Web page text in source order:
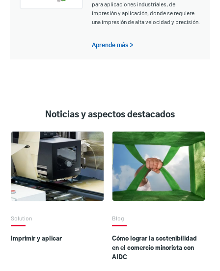
para aplicaciones industriales, de
impresión y aplicación, donde se requiere
una impresión de alta velocidad y precisión.
Aprende más >
Noticias y aspectos destacados
Solution
Imprimir y aplicar
Blog
Cómo lograr la sostenibilidad
en el comercio minorista con
AIDC